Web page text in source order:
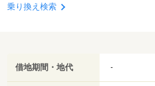
乗り換え検索
借地期間・地代 -